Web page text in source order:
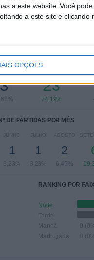
a este website. Você
a este site e clicando
OPÇÕES
Superliga Grega
2
Ver ranking
POR DIA DA SEMANA
3 23
74,19%
Nº DE PARTIDAS POR MÊS
JUNHO
1
3,23%
JULHO
1
3,23%
AGOSTO
2
6,45%
RANKING POR
Noite
Tarde
Manhã
0
Madrugada
0